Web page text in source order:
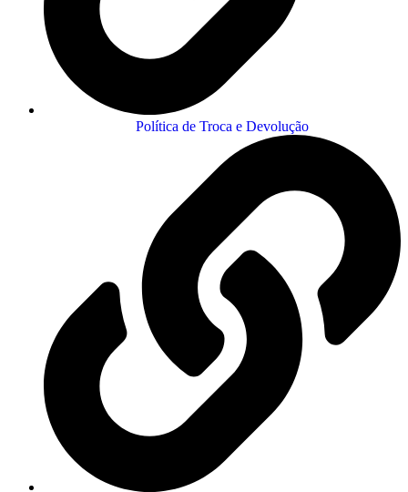
Política de Troca e Devolução